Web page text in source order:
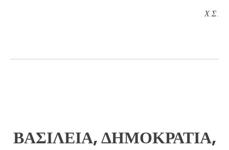
Χ.Σ.
ΒΑΣΙΛΕΙΑ, ΔΗΜΟΚΡΑΤΙΑ,